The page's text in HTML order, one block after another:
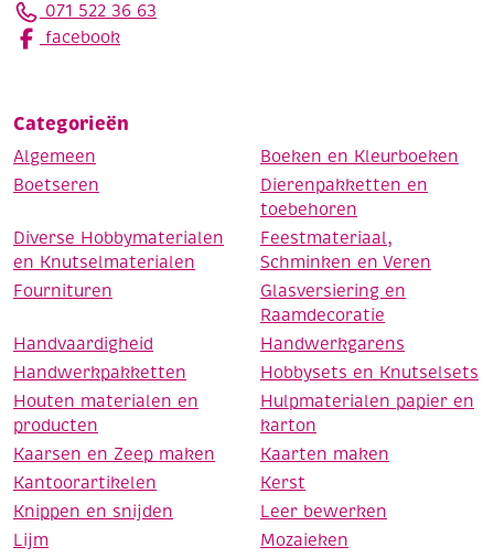
071 522 36 63
facebook
Categorieën
Algemeen
Boeken en Kleurboeken
Boetseren
Dierenpakketten en
toebehoren
Diverse Hobbymaterialen
en Knutselmaterialen
Feestmateriaal,
Schminken en Veren
Fournituren
Glasversiering en
Raamdecoratie
Handvaardigheid
Handwerkgarens
Handwerkpakketten
Hobbysets en Knutselsets
Houten materialen en
producten
Hulpmaterialen papier en
karton
Kaarsen en Zeep maken
Kaarten maken
Kantoorartikelen
Kerst
Knippen en snijden
Leer bewerken
Lijm
Mozaieken